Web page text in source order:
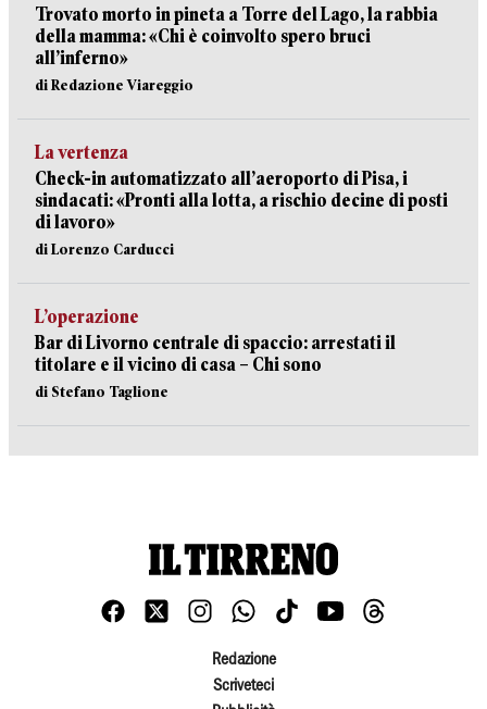
Trovato morto in pineta a Torre del Lago, la rabbia
della mamma: «Chi è coinvolto spero bruci
all’inferno»
di Redazione Viareggio
La vertenza
Check-in automatizzato all’aeroporto di Pisa, i
sindacati: «Pronti alla lotta, a rischio decine di posti
di lavoro»
di Lorenzo Carducci
L’operazione
Bar di Livorno centrale di spaccio: arrestati il
titolare e il vicino di casa – Chi sono
di Stefano Taglione
Redazione
Scriveteci